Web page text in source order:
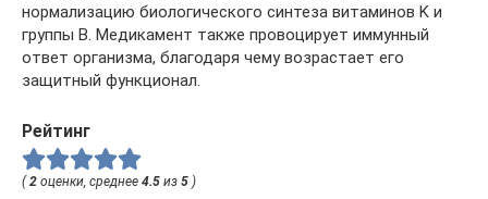
нормализацию биологического синтеза витаминов K и
группы B. Медикамент также провоцирует иммунный
ответ организма, благодаря чему возрастает его
защитный функционал.
Рейтинг
( 2 оценки, среднее 4.5 из 5 )